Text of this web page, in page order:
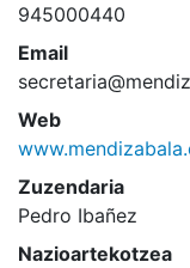
945000440
Email
Web
Zuzendaria
Pedro Ibañez
Nazioartekotzea